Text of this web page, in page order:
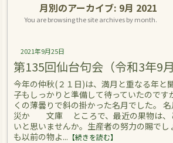
月別のアーカイブ: 9月 2021
You are browsing the site archives by month.
2021年9月25日
第135回仙台句会（令和3年9月
今年の仲秋(２１日)は、満月と重なる年と
子もしっかりと準備して待っていたのです
くの薄曇りで斜の掛かった名月でした。
災か 文庫 ところで、最近の果物は、
いと思いませんか。生産者の努力の賜でし
も以前の物よ... 【続きを読む】